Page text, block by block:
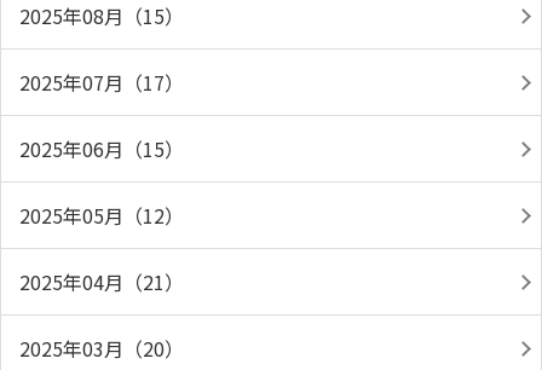
2025年08月（15）
2025年07月（17）
2025年06月（15）
2025年05月（12）
2025年04月（21）
2025年03月（20）